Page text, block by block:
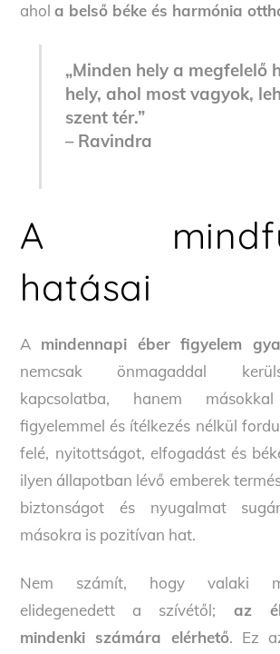
ahola belső béke és harmónia
„Minden hely a megfelelő
hely, ahol most vagyok,
szent tér.”
– Ravindra
A
hatásai
A mindennapi éber figyelem
nemcsak önmagaddal
kapcsolatba, hanem
figyelemmel és ítélkezés nélkül
felé, nyitottságot, elfogadást és
ilyen állapotban lévő emberek
biztonságot és nyugalmat
másokra is pozitívan hat.
Nem számít, hogy valaki
elidegenedett a szívétől; az
mindenki számára elérhető. Ez